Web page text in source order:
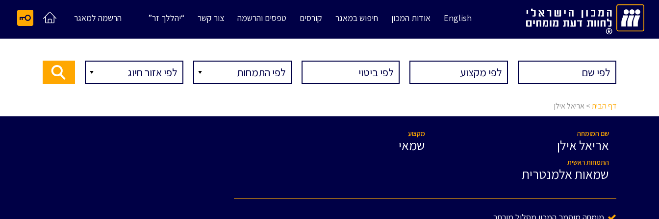
English אודות המכון חיפוש במאגר קורסים טפסים והרשמה צור קשר “יהללך זר” הרשמה למאגר
דף הבית> אריאל אילן
שם המומחה
אריאל אילן
התמחות ראשית
שמאות אלמנטרית
מקצוע
שמאי